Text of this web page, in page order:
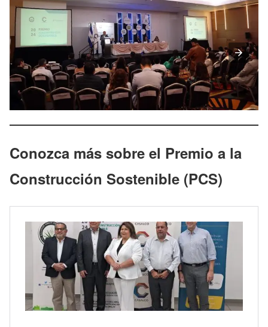
Conozca más sobre el Premio a la
Construcción Sostenible (PCS)